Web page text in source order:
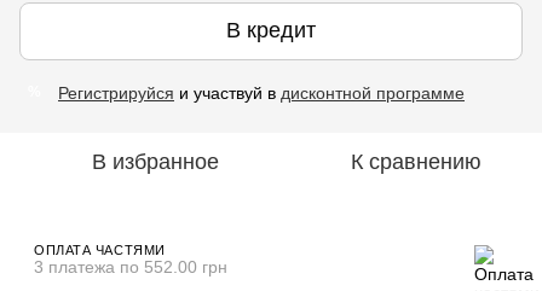
В кредит
Регистрируйся и участвуй в дисконтной программе
В избранное К сравнению
ОПЛАТА ЧАСТЯМИ
3 платежа по 552.00 грн